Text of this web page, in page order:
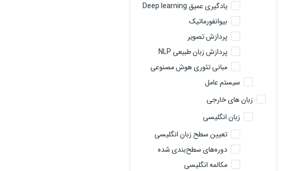
یادگیری عمیق Deep learning
بیوانفورماتیک
پردازش تصویر
پردازش زبان طبیعی NLP
مبانی تئوری هوش مصنوعی
سیستم عامل
زبان های خارجی
زبان انگلیسی
تعیین سطح زبان انگلیسی
دوره‌های سطح‌بندی شده
مکالمه انگلیسی